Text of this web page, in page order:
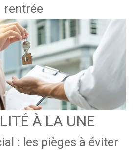
rentrée
À LA UNE
: les pièges à éviter